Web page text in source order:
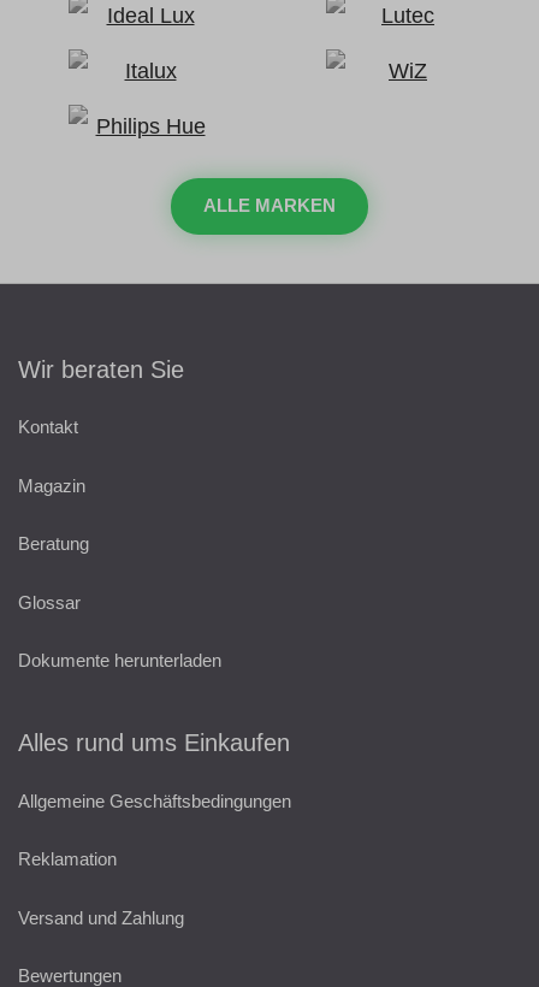
ALLE MARKEN
Wir beraten Sie
Kontakt
Magazin
Beratung
Glossar
Dokumente herunterladen
Alles rund ums Einkaufen
Allgemeine Geschäftsbedingungen
Reklamation
Versand und Zahlung
Bewertungen